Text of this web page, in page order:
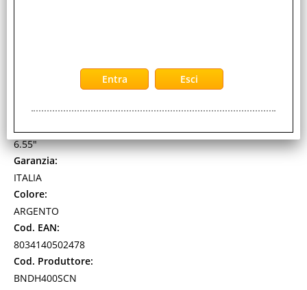
HONOR
6.55"
Garanzia:
ITALIA
Colore:
ARGENTO
Cod. EAN:
8034140502478
Cod. Produttore:
BNDH400SCN